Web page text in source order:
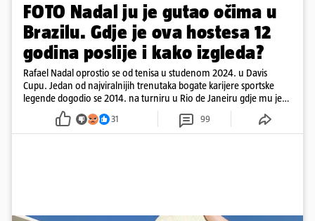
FOTO Nadal ju je gutao očima u
Brazilu. Gdje je ova hostesa 12
godina poslije i kako izgleda?
Rafael Nadal oprostio se od tenisa u studenom 2024. u Davis
Cupu. Jedan od najviralnijih trenutaka bogate karijere sportske
legende dogodio se 2014. na turniru u Rio de Janeiru gdje mu je
pažnju odvlačila ljepotica iza klupe
31 99